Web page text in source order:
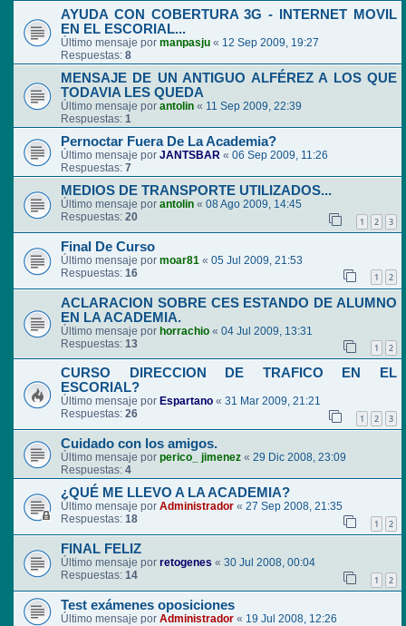
AYUDA CON COBERTURA 3G - INTERNET MOVIL
EN EL ESCORIAL...
Último mensaje por manpasju « 12 Sep 2009, 19:27
Respuestas: 8
MENSAJE DE UN ANTIGUO ALFÉREZ A LOS QUE
TODAVIA LES QUEDA
Último mensaje por antolin « 11 Sep 2009, 22:39
Respuestas: 1
Pernoctar Fuera De La Academia?
Último mensaje por JANTSBAR « 06 Sep 2009, 11:26
Respuestas: 7
MEDIOS DE TRANSPORTE UTILIZADOS...
Último mensaje por antolin « 08 Ago 2009, 14:45
Respuestas: 20 1 2 3
Final De Curso
Último mensaje por moar81 « 05 Jul 2009, 21:53
Respuestas: 16 1 2
ACLARACION SOBRE CES ESTANDO DE ALUMNO
EN LA ACADEMIA.
Último mensaje por horrachio « 04 Jul 2009, 13:31
Respuestas: 13 1 2
CURSO DIRECCION DE TRAFICO EN EL
ESCORIAL?
Último mensaje por Espartano « 31 Mar 2009, 21:21
Respuestas: 26 1 2 3
Cuidado con los amigos.
Último mensaje por perico_ jimenez « 29 Dic 2008, 23:09
Respuestas: 4
¿QUÉ ME LLEVO A LA ACADEMIA?
Último mensaje por Administrador « 27 Sep 2008, 21:35
Respuestas: 18 1 2
FINAL FELIZ
Último mensaje por retogenes « 30 Jul 2008, 00:04
Respuestas: 14 1 2
Test exámenes oposiciones
Último mensaje por Administrador « 19 Jul 2008, 12:26